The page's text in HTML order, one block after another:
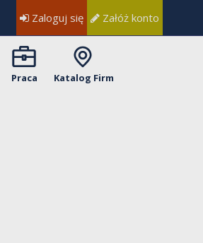
Zaloguj się Załóż konto
Praca Katalog Firm